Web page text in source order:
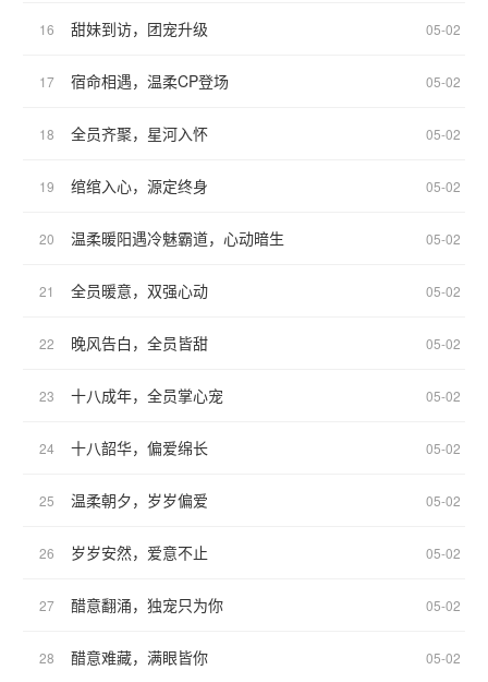
16 甜妹到访，团宠升级 05-02
17 宿命相遇，温柔CP登场 05-02
18 全员齐聚，星河入怀 05-02
19 绾绾入心，源定终身 05-02
20 温柔暖阳遇冷魅霸道，心动暗生 05-02
21 全员暖意，双强心动 05-02
22 晚风告白，全员皆甜 05-02
23 十八成年，全员掌心宠 05-02
24 十八韶华，偏爱绵长 05-02
25 温柔朝夕，岁岁偏爱 05-02
26 岁岁安然，爱意不止 05-02
27 醋意翻涌，独宠只为你 05-02
28 醋意难藏，满眼皆你 05-02